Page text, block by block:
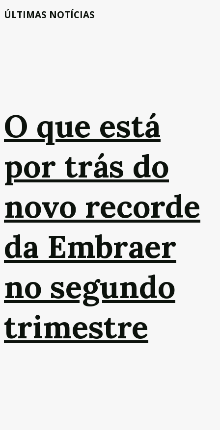
ÚLTIMAS NOTÍCIAS
O que está
por trás do
novo recorde
da Embraer
no segundo
trimestre